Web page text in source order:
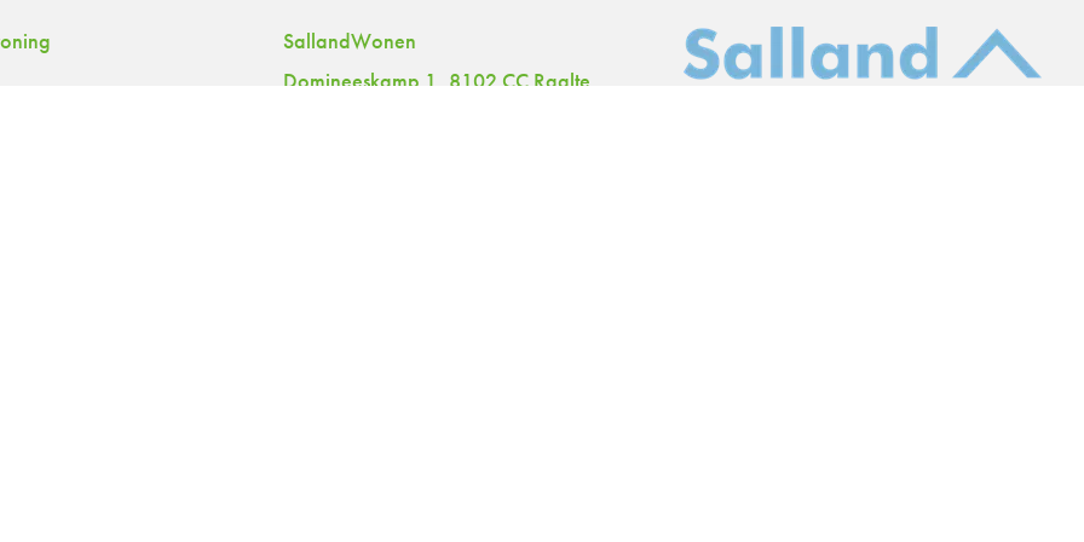
SallandWonen
Domineeskamp 1, 8102 CC Raalte